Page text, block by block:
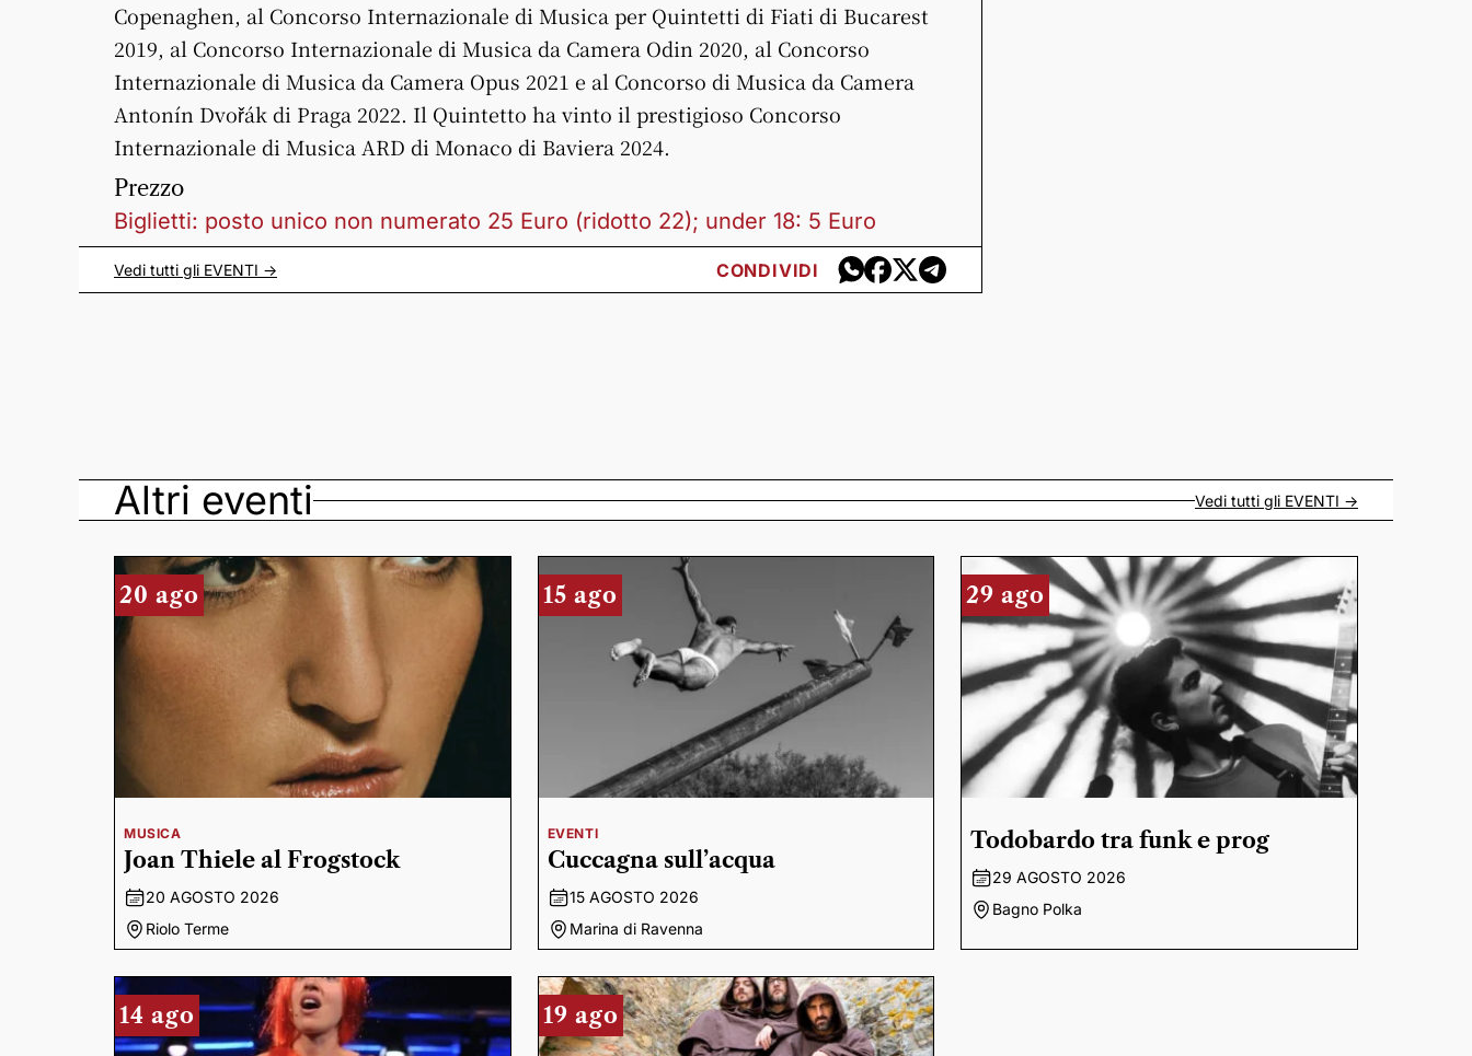
Copenaghen, al Concorso Internazionale di Musica per Quintetti di Fiati di Bucarest
2019, al Concorso Internazionale di Musica da Camera Odin 2020, al Concorso
Internazionale di Musica da Camera Opus 2021 e al Concorso di Musica da Camera
Antonín Dvořák di Praga 2022. Il Quintetto ha vinto il prestigioso Concorso
Internazionale di Musica ARD di Monaco di Baviera 2024.
Prezzo
Biglietti: posto unico non numerato 25 Euro (ridotto 22); under 18: 5 Euro
Vedi tutti gli EVENTI -> CONDIVIDI
Altri eventi Vedi tutti gli EVENTI ->
20 ago
MUSICA
Joan Thiele al Frogstock
20 AGOSTO 2026
Riolo Terme
15 ago
EVENTI
Cuccagna sull’acqua
15 AGOSTO 2026
Marina di Ravenna
29 ago
Todobardo tra funk e prog
29 AGOSTO 2026
Bagno Polka
14 ago 19 ago